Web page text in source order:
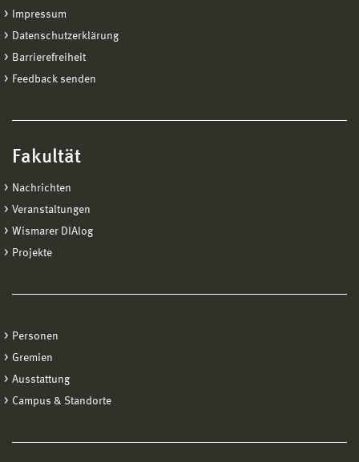
Impressum
Datenschutzerklärung
Barrierefreiheit
Feedback senden
Fakultät
Nachrichten
Veranstaltungen
Wismarer DIAlog
Projekte
Personen
Gremien
Ausstattung
Campus & Standorte